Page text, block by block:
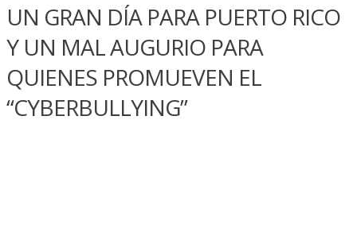
UN GRAN DÍ­A PARA PUERTO RICO
Y UN MAL AUGURIO PARA
QUIENES PROMUEVEN EL
“CYBERBULLYING”